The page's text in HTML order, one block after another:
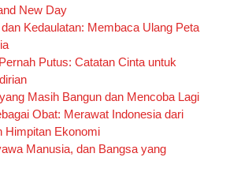
New Day
Kedaulatan: Membaca Ulang Peta
Putus: Catatan Cinta untuk
Masih Bangun dan Mencoba Lagi
Obat: Merawat Indonesia dari
Himpitan Ekonomi
Manusia, dan Bangsa yang